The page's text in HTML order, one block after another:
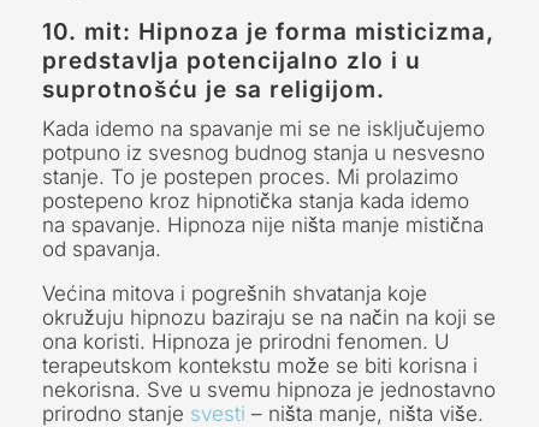
10. mit: Hipnoza je forma misticizma,
predstavlja potencijalno zlo i u
suprotnošću je sa religijom.
Kada idemo na spavanje mi se ne isključujemo
potpuno iz svesnog budnog stanja u nesvesno
stanje. To je postepen proces. Mi prolazimo
postepeno kroz hipnotička stanja kada idemo
na spavanje. Hipnoza nije ništa manje mistična
od spavanja.
Većina mitova i pogrešnih shvatanja koje
okružuju hipnozu baziraju se na način na koji se
ona koristi. Hipnoza je prirodni fenomen. U
terapeutskom kontekstu može se biti korisna i
nekorisna. Sve u svemu hipnoza je jednostavno
prirodno stanje svesti – ništa manje, ništa više.